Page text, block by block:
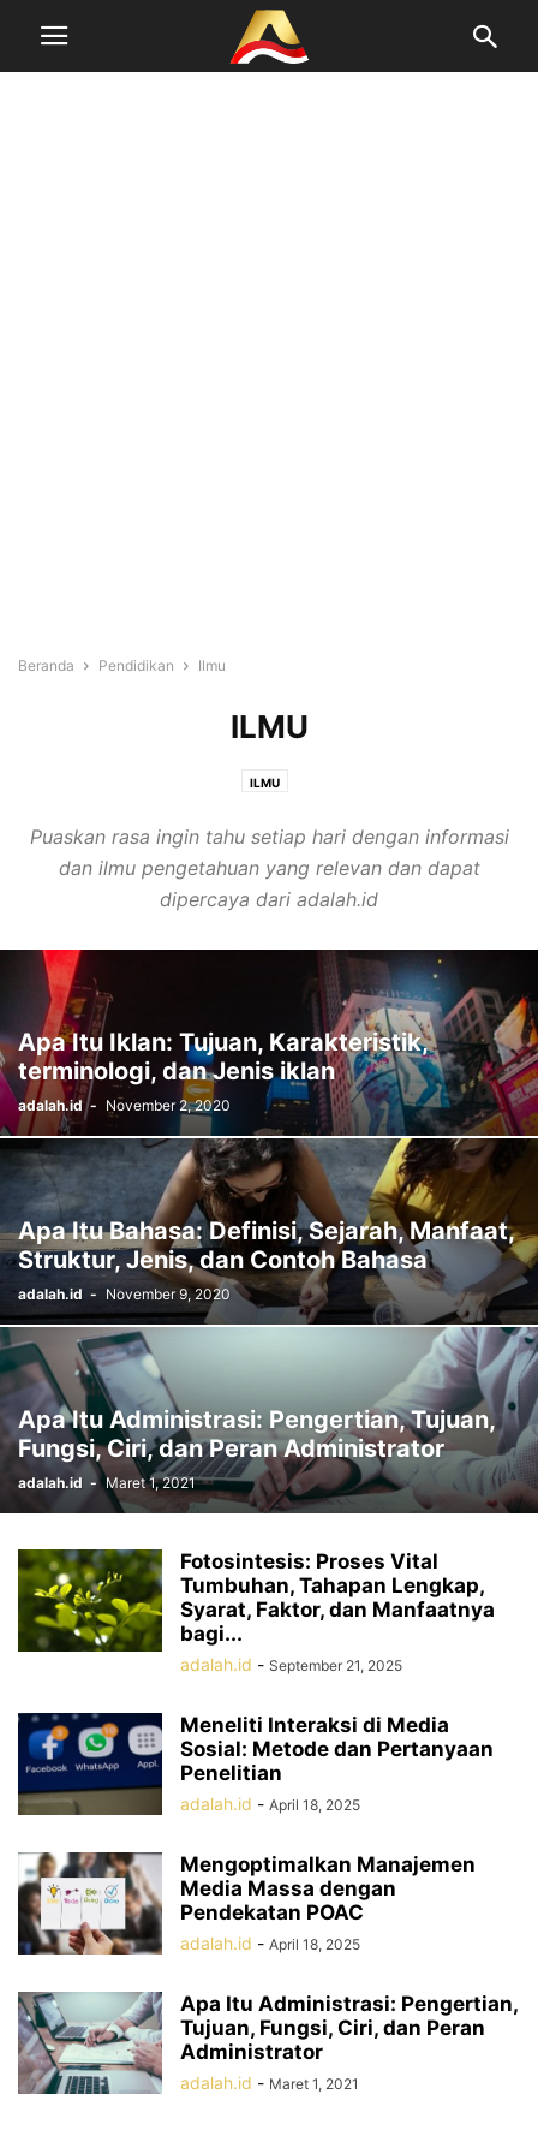
Beranda Pendidikan Ilmu
ILMU
ILMU
Puaskan rasa ingin tahu setiap hari dengan informasi
dan ilmu pengetahuan yang relevan dan dapat
dipercaya dari adalah.id
Apa Itu Iklan: Tujuan, Karakteristik,
terminologi, dan Jenis iklan
adalah.id - November 2, 2020
Apa Itu Bahasa: Definisi, Sejarah, Manfaat,
Struktur, Jenis, dan Contoh Bahasa
adalah.id - November 9, 2020
Apa Itu Administrasi: Pengertian, Tujuan,
Fungsi, Ciri, dan Peran Administrator
adalah.id - Maret 1, 2021
Fotosintesis: Proses Vital
Tumbuhan, Tahapan Lengkap,
Syarat, Faktor, dan Manfaatnya
bagi...
adalah.id - September 21, 2025
Meneliti Interaksi di Media
Sosial: Metode dan Pertanyaan
Penelitian
adalah.id - April 18, 2025
Mengoptimalkan Manajemen
Media Massa dengan
Pendekatan POAC
adalah.id - April 18, 2025
Apa Itu Administrasi: Pengertian,
Tujuan, Fungsi, Ciri, dan Peran
Administrator
adalah.id - Maret 1, 2021